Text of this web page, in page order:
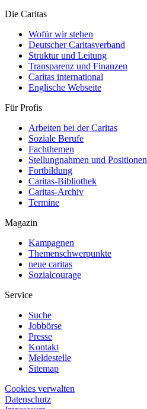
Die Caritas
Wofür wir stehen
Deutscher Caritasverband
Struktur und Leitung
Transparenz und Finanzen
Caritas international
Englische Webseite
Für Profis
Arbeiten bei der Caritas
Soziale Berufe
Fachthemen
Stellungnahmen und Positionen
Fortbildung
Caritas-Bibliothek
Caritas-Archiv
Termine
Magazin
Kampagnen
Themenschwerpunkte
neue caritas
Sozialcourage
Service
Suche
Jobbörse
Presse
Kontakt
Meldestelle
Sitemap
Cookies verwalten
Datenschutz